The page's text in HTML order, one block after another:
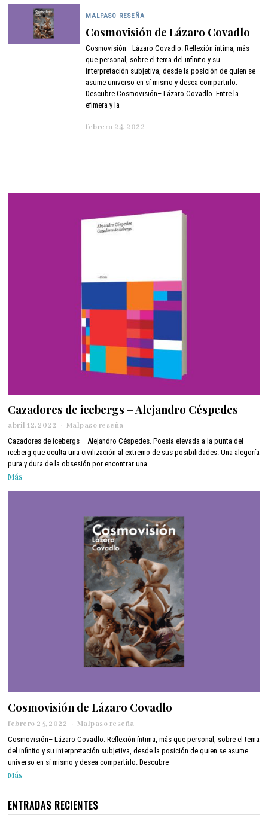
2
MALPASO RESEÑA
Cosmovisión de Lázaro Covadlo
Cosmovisión– Lázaro Covadlo. Reflexión íntima, más
que personal, sobre el tema del infinito y su
interpretación subjetiva, desde la posición de quien se
asume universo en sí mismo y desea compartirlo.
Descubre Cosmovisión– Lázaro Covadlo. Entre la
efimera y la
febrero 24, 2022
i
2
2
Cazadores de icebergs – Alejandro Céspedes
abril 12, 2022
r
i
l
2
Malpaso reseña
Cazadores de icebergs – Alejandro Céspedes. Poesía elevada a la punta del
iceberg que oculta una civilización al extremo de sus posibilidades. Una alegoría
pura y dura de la obsesión por encontrar una
Más
Cosmovisión de Lázaro Covadlo
febrero 24, 2022
i
l
,
2
Malpaso reseña
Cosmovisión– Lázaro Covadlo. Reflexión íntima, más que personal, sobre el tema
del infinito y su interpretación subjetiva, desde la posición de quien se asume
universo en sí mismo y desea compartirlo. Descubre
Más
ENTRADAS RECIENTES